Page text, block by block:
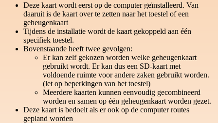
Deze kaart wordt eerst op de computer geïnstalleerd. Van
daaruit is de kaart over te zetten naar het toestel of een
geheugenkaart
Tijdens de installatie wordt de kaart gekoppeld aan één
specifiek toestel.
Bovenstaande heeft twee gevolgen:
Er kan zelf gekozen worden welke geheugenkaart
gebruikt wordt. Er kan dus een SD-kaart met
voldoende ruimte voor andere zaken gebruikt worden.
(let op beperkingen van het toestel)
Meerdere kaarten kunnen eenvoudig gecombineerd
worden en samen op één geheugenkaart worden gezet.
Deze kaart is bedoelt als er ook op de computer routes
gepland worden